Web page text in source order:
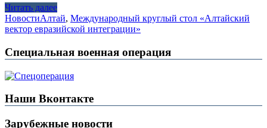
Читать далее
НовостиАлтай, Международный круглый стол «Алтайский
вектор евразийской интеграции»
Специальная военная операция
Наши Вконтакте
Зарубежные новости